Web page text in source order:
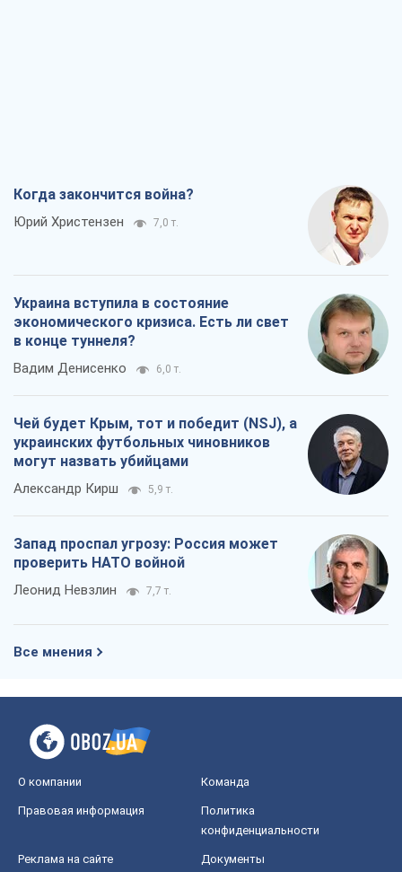
Когда закончится война?
Юрий Христензен 7,0 т.
Украина вступила в состояние
экономического кризиса. Есть ли свет
в конце туннеля?
Вадим Денисенко 6,0 т.
Чей будет Крым, тот и победит (NSJ), а
украинских футбольных чиновников
могут назвать убийцами
Александр Кирш 5,9 т.
Запад проспал угрозу: Россия может
проверить НАТО войной
Леонид Невзлин 7,7 т.
Все мнения
О компании Команда
Правовая информация
Политика
конфиденциальности
Реклама на сайте Документы